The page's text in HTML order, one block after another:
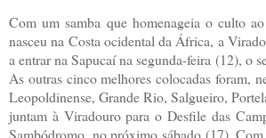
Com um samba que homenageia o culto
nasceu na Costa ocidental da África, a
a entrar na Sapucaí na segunda-feira (12), o
As outras cinco melhores colocadas foram,
Leopoldinense, Grande Rio, Salgueiro,
juntam à Viradouro para o Desfile das
Sambódromo, no próximo sábado (17).